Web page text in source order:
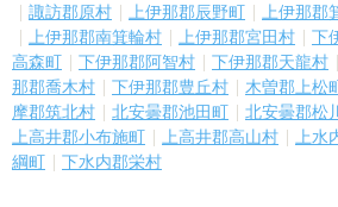
諏訪郡原村
上伊那郡辰野町 上伊那郡
上伊那郡南箕輪村
上伊那郡宮田村 下
高森町
下伊那郡阿智村 下伊那郡天龍村
那郡喬木村
下伊那郡豊丘村 木曽郡上松
摩郡筑北村
北安曇郡池田町 北安曇郡松
上高井郡小布施町
上高井郡高山村 上水
綱町
下水内郡栄村